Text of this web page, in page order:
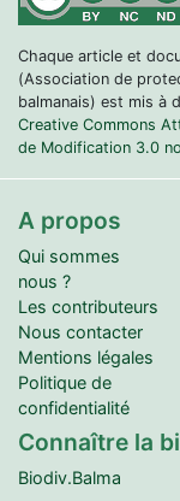
Chaque article et
(Association de
balmanais) est mis à
Creative Commons
de Modification 3.0
A propos
Qui sommes
nous ?
Les contributeurs
Nous contacter
Mentions légales
Politique de
confidentialité
Connaître la
Biodiv.Balma